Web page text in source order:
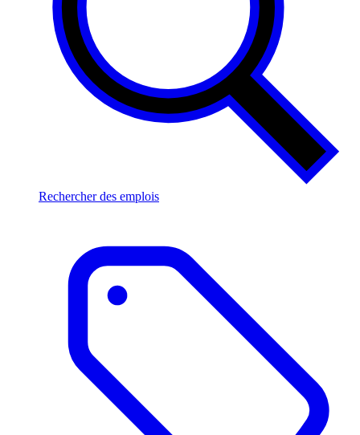
Rechercher des emplois